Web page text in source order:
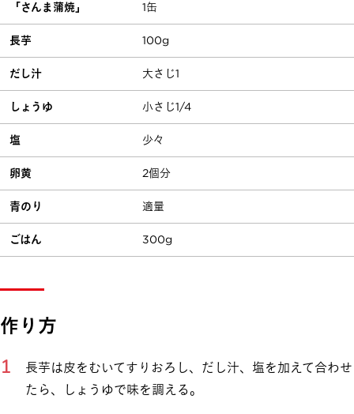
「さんま蒲焼」 1缶
長芋 100g
だし汁 大さじ1
しょうゆ 小さじ1/4
塩 少々
卵黄 2個分
青のり 適量
ごはん 300g
作り方
長芋は皮をむいてすりおろし、だし汁、塩を加えて合わせ
たら、しょうゆで味を調える。